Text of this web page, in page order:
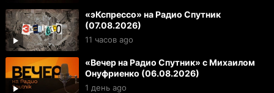
«эКспрессо» на Радио Спутник
(07.08.2026)
11 часов ago
«Вечер на Радио Спутник» с Михаилом
Онуфриенко (06.08.2026)
1 день ago